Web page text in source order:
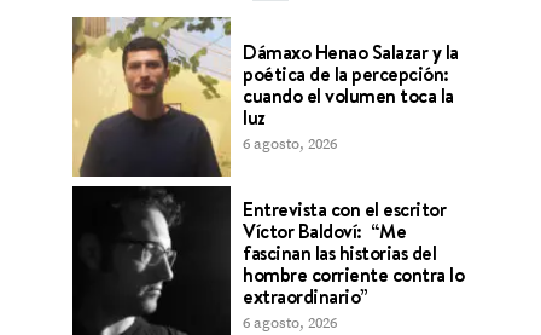
Dámaxo Henao Salazar y la
poética de la percepción:
cuando el volumen toca la
luz
6 agosto, 2026
Entrevista con el escritor
Víctor Baldoví: “Me
fascinan las historias del
hombre corriente contra lo
extraordinario”
6 agosto, 2026